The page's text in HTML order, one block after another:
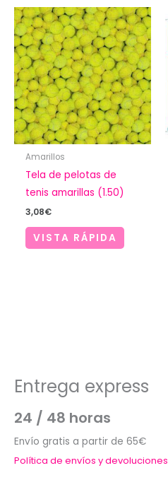
Amarillos
Tela de pelotas de
tenis amarillas (1.50)
3,08€
VISTA RÁPIDA
Entrega express
24 / 48 horas
Envío gratis a partir de 65€
Política de envíos y devoluciones